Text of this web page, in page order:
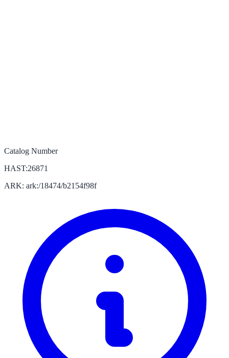
Catalog Number
HAST:26871
ARK: ark:/18474/b2154f98f